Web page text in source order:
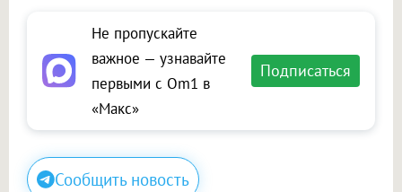
Не пропускайте
важное — узнавайте
первыми с Om1 в
«Макс»
Подписаться
Сообщить новость